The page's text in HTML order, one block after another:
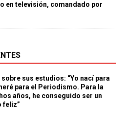
en televisión, comandado por
sus estudios: “Yo nací para
para el Periodismo. Para la
años, he conseguido ser un
feliz”